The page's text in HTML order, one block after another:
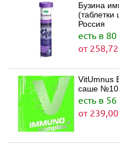
Бузина
Россия
есть в
от
VitUmnus
саше
есть в
от